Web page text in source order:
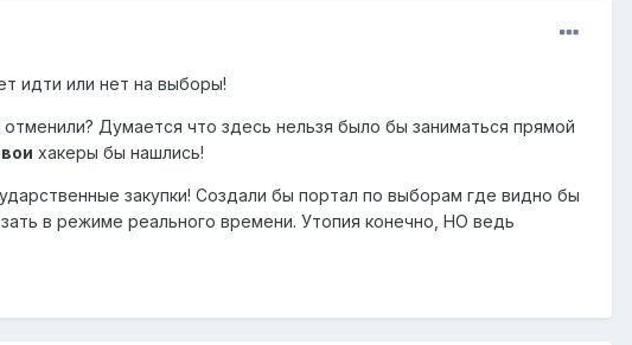
идти или нет на выборы!
Думается что здесь нельзя было бы заниматься прямой
хакеры бы нашлись!
закупки! Создали бы портал по выборам где видно бы
в режиме реального времени. Утопия конечно, НО ведь